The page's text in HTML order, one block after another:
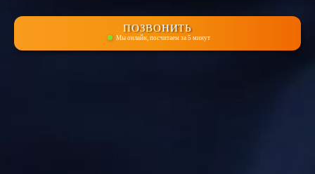
ПОЗВОНИТЬ
Мы онлайн, посчитаем за 5 минут